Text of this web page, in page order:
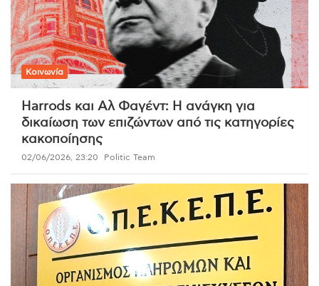
Κοινωνία
Harrods και Αλ Φαγέντ: Η ανάγκη για
δικαίωση των επιζώντων από τις κατηγορίες
κακοποίησης
02/06/2026, 23:20 Politic Team